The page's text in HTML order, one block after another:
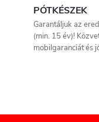
PÓTKÉSZEK
Garantáljuk az
(min. 15 év)!
mobilgaranciát és